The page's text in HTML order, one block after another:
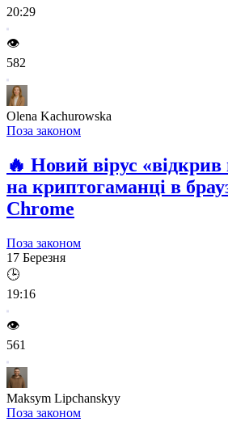
20:29
👁️
582
Olena Kachurowska
Поза законом
🔥 Новий вірус
на криптогаманці в
Chrome
Поза законом
17 Березня
🕒
19:16
👁️
561
Maksym Lipchanskyy
Поза законом